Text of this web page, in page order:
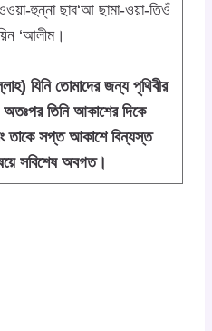
হুন্না ছাব‘আ ছামা-ওয়া-তিওঁ
‘আলীম।
যিনি তোমাদের জন্য পৃথিবীর
তিনি আকাশের দিকে
তাকে সপ্ত আকাশে বিন্যস্ত
সবিশেষ অবগত।